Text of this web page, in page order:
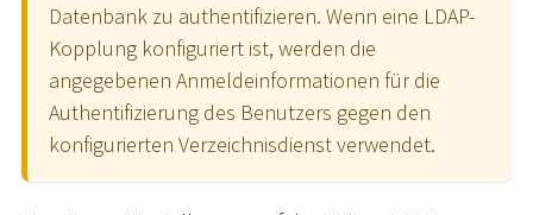
Datenbank zu authentifizieren. Wenn eine LDAP-
Kopplung konfiguriert ist, werden die
angegebenen Anmeldeinformationen für die
Authentifizierung des Benutzers gegen den
konfigurierten Verzeichnisdienst verwendet.